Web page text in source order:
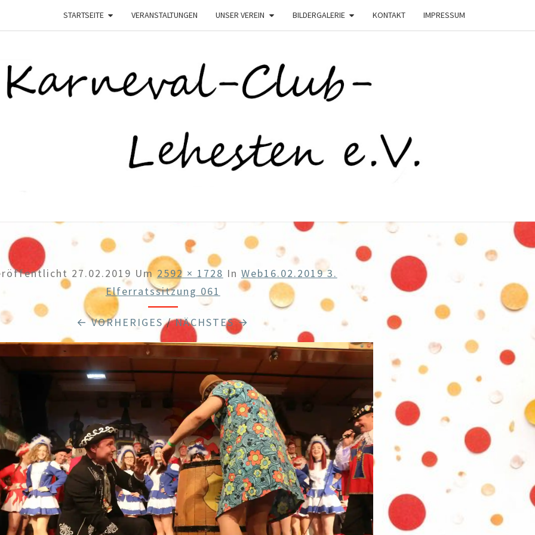
STARTSEITE VERANSTALTUNGEN UNSER VEREIN BILDERGALERIE KONTAKT IMPRESSUM
KC
Lehesten
Helau–
27.02.2019 Um2592 × 1728 In Web16.02.2019 3.
Elferratssitzung 061
← VORHERIGES/NÄCHSTES →